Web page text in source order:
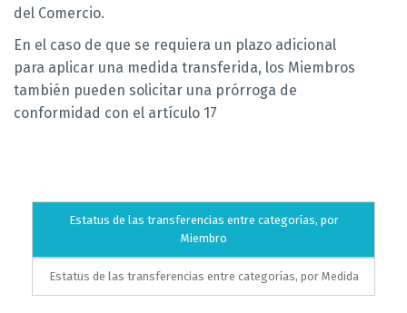
del Comercio.
En el caso de que se requiera un plazo adicional
para aplicar una medida transferida, los Miembros
también pueden solicitar una prórroga de
conformidad con el artículo 17
Estatus de las transferencias entre categorías, por
Miembro
Estatus de las transferencias entre categorías, por Medida